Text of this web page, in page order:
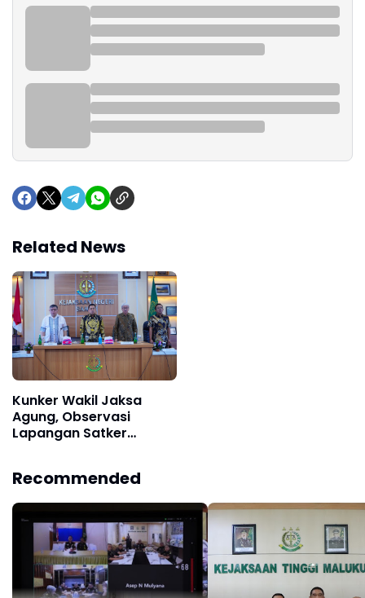
Related News
Kunker Wakil Jaksa
Agung, Observasi
Lapangan Satker
Recommended